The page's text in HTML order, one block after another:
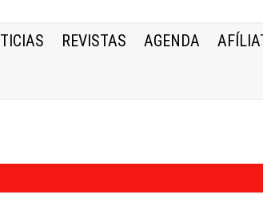
REVISTAS AGENDA